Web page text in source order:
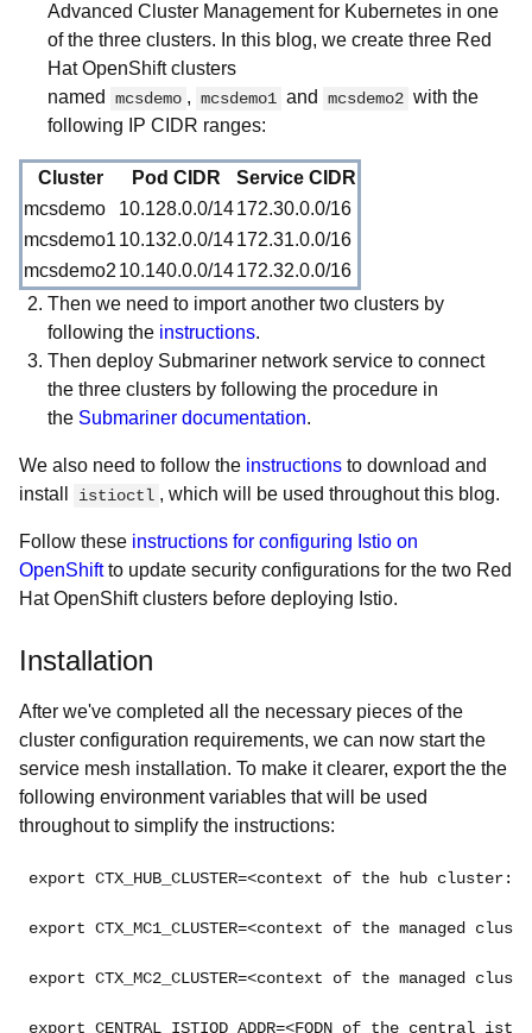
Advanced Cluster Management for Kubernetes in one
of the three clusters. In this blog, we create three Red
Hat OpenShift clusters
named
mcsdemo , mcsdemo1 and mcsdemo2 with the
following IP CIDR ranges:
Cluster Pod CIDR
Service CIDR
mcsdemo
10.128.0.0/14172.30.0.0/16
mcsdemo1 10.132.0.0/14172.31.0.0/16
mcsdemo2 10.140.0.0/14172.32.0.0/16
Then we need to import another two clusters by
following the instructions.
Then deploy Submariner network service to connect
the three clusters by following the procedure in
the Submariner documentation.
We also need to follow the instructions to download and
install
istioctl , which will be used throughout this blog.
Follow these instructions for configuring Istio on
OpenShift to update security configurations for the two Red
Hat OpenShift clusters before deploying Istio.
Installation
After we've completed all the necessary pieces of the
cluster configuration requirements, we can now start the
service mesh installation. To make it clearer, export the the
following environment variables that will be used
throughout to simplify the instructions:
export CTX_HUB_CLUSTER=<context of the hub cluster:
export CTX_MC1_CLUSTER=<context of the managed
export CTX_MC2_CLUSTER=<context of the managed
export CENTRAL_ISTIOD_ADDR=<FQDN of the central